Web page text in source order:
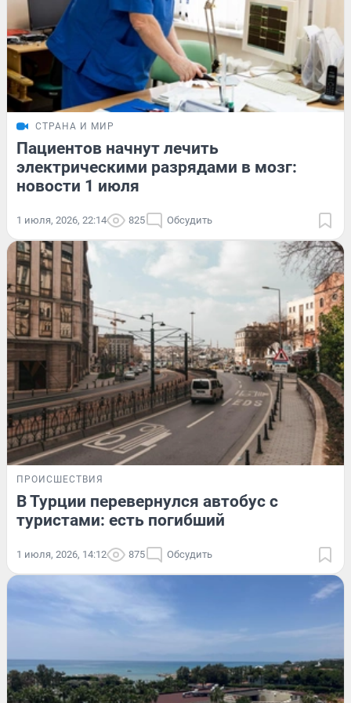
СТРАНА И МИР
Пациентов начнут лечить
электрическими разрядами в мозг:
новости 1 июля
1 июля, 2026, 22:14 825 Обсудить
ПРОИСШЕСТВИЯ
В Турции перевернулся автобус с
туристами: есть погибший
1 июля, 2026, 14:12 875 Обсудить